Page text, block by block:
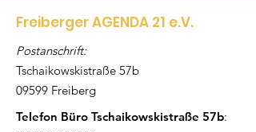
Freiberger AGENDA 21 e.V.
Postanschrift:
Tschaikowskistraße 57b
09599 Freiberg
Telefon Büro Tschaikowskistraße 57b: